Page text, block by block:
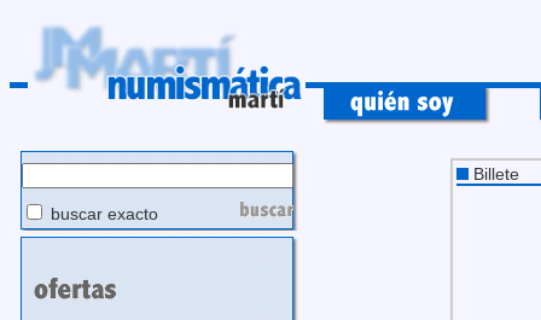
buscar exacto
Billete